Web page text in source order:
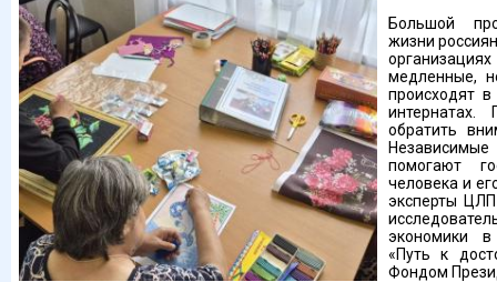
Большой
жизни
медленные,
происходят в
обратить
помогают
человека и
эксперты
экономики
«Путь к
Фондом